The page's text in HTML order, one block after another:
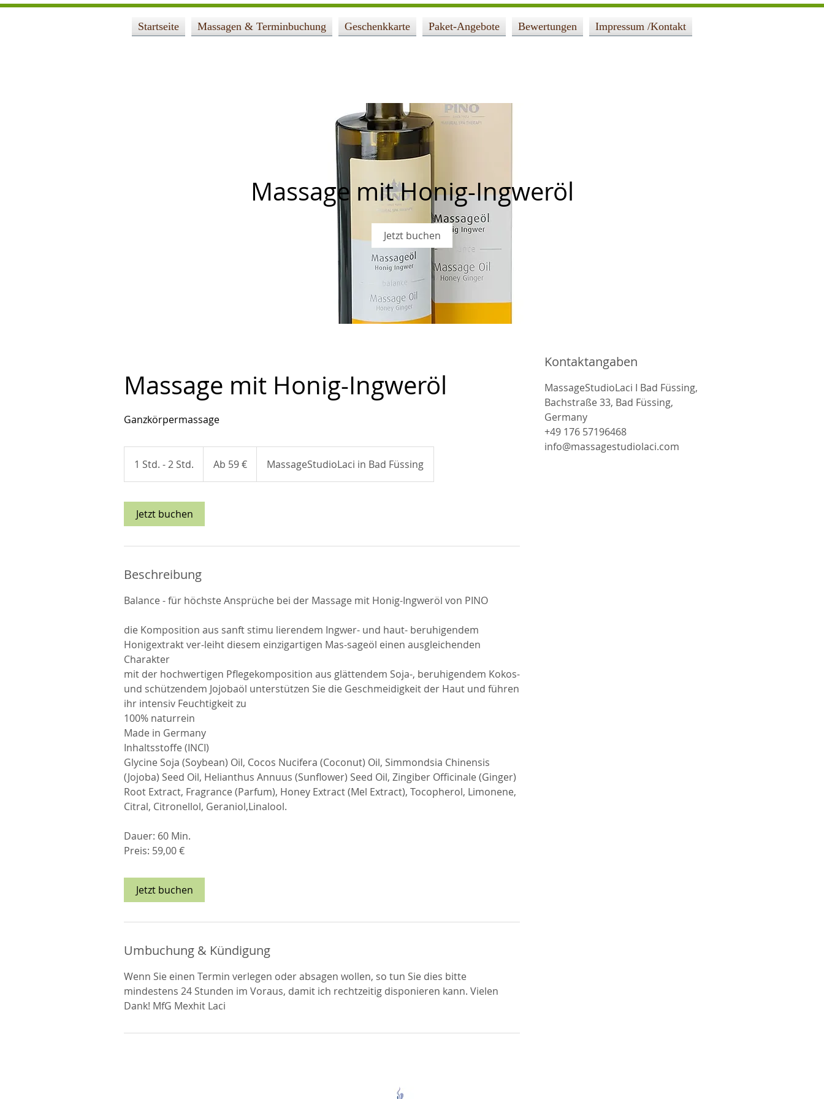
Massage mit Honig-Ingweröl
Jetzt buchen
Massage mit Honig-Ingweröl
Ganzkörpermassage
1 Std. - 2 Std.
S
-
d
.
EuroAb 59 € MassageStudioLaci in Bad Füssing
Jetzt buchen
Beschreibung
Balance - für höchste Ansprüche bei der Massage mit Honig-Ingweröl von PINO
die Komposition aus sanft stimu lierendem Ingwer- und haut- beruhigendem
Honigextrakt ver-leiht diesem einzigartigen Mas-sageöl einen ausgleichenden
Charakter
mit der hochwertigen Pflegekomposition aus glättendem Soja-, beruhigendem Kokos-
und schützendem Jojobaöl unterstützen Sie die Geschmeidigkeit der Haut und führen
ihr intensiv Feuchtigkeit zu
100% naturrein
Made in Germany
Inhaltsstoffe (INCI)
Glycine Soja (Soybean) Oil, Cocos Nucifera (Coconut) Oil, Simmondsia Chinensis
(Jojoba) Seed Oil, Helianthus Annuus (Sunflower) Seed Oil, Zingiber Officinale (Ginger)
Root Extract, Fragrance (Parfum), Honey Extract (Mel Extract), Tocopherol, Limonene,
Citral, Citronellol, Geraniol,Linalool.
Dauer: 60 Min.
Preis: 59,00 €
Jetzt buchen
Umbuchung & Kündigung
Wenn Sie einen Termin verlegen oder absagen wollen, so tun Sie dies bitte
mindestens 24 Stunden im Voraus, damit ich rechtzeitig disponieren kann. Vielen
Dank! MfG Mexhit Laci
Kontaktangaben
MassageStudioLaci I Bad Füssing,
Bachstraße 33, Bad Füssing,
Germany
+49 176 57196468
info@massagestudiolaci.com
Startseite Massagen & Terminbuchung Geschenkkarte Paket-Angebote Bewertungen Impressum /Kontakt